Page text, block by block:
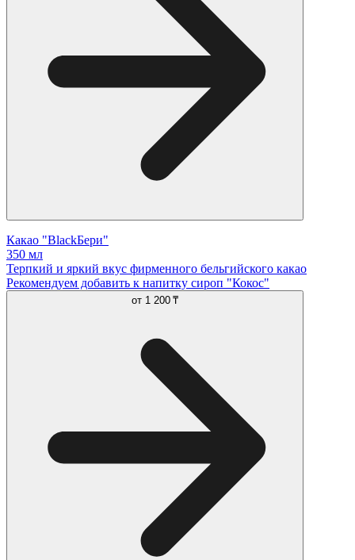
Какао "BlackБери"
350 мл
Терпкий и яркий вкус фирменного бельгийского какао
Рекомендуем добавить к напитку сироп "Кокос"
от 1 200 ₸